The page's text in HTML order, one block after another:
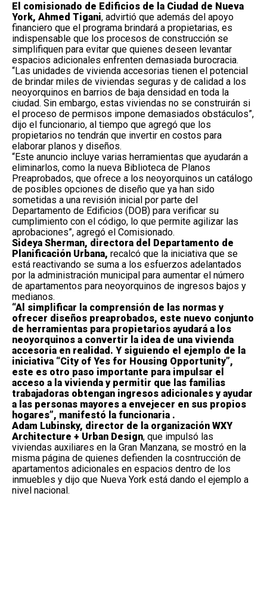
El comisionado de Edificios de la Ciudad de Nueva
York, Ahmed Tigani, advirtió que además del apoyo
financiero que el programa brindará a propietarias, es
indispensable que los procesos de construcción se
simplifiquen para evitar que quienes deseen levantar
espacios adicionales enfrenten demasiada burocracia.
“Las unidades de vivienda accesorias tienen el potencial
de brindar miles de viviendas seguras y de calidad a los
neoyorquinos en barrios de baja densidad en toda la
ciudad. Sin embargo, estas viviendas no se construirán si
el proceso de permisos impone demasiados obstáculos”,
dijo el funcionario, al tiempo que agregó que los
propietarios no tendrán que invertir en costos para
elaborar planos y diseños.
“Este anuncio incluye varias herramientas que ayudarán a
eliminarlos, como la nueva Biblioteca de Planos
Preaprobados, que ofrece a los neoyorquinos un catálogo
de posibles opciones de diseño que ya han sido
sometidas a una revisión inicial por parte del
Departamento de Edificios (DOB) para verificar su
cumplimiento con el código, lo que permite agilizar las
aprobaciones”, agregó el Comisionado.
Sideya Sherman, directora del Departamento de
Planificación Urbana, recalcó que la iniciativa que se
está reactivando se suma a los esfuerzos adelantados
por la administración municipal para aumentar el número
de apartamentos para neoyorquinos de ingresos bajos y
medianos.
“Al simplificar la comprensión de las normas y
ofrecer diseños preaprobados, este nuevo conjunto
de herramientas para propietarios ayudará a los
neoyorquinos a convertir la idea de una vivienda
accesoria en realidad. Y siguiendo el ejemplo de la
iniciativa “City of Yes for Housing Opportunity”,
este es otro paso importante para impulsar el
acceso a la vivienda y permitir que las familias
trabajadoras obtengan ingresos adicionales y ayudar
a las personas mayores a envejecer en sus propios
hogares”, manifestó la funcionaria .
Adam Lubinsky, director de la organización WXY
Architecture + Urban Design, que impulsó las
viviendas auxiliares en la Gran Manzana, se mostró en la
misma página de quienes defienden la cosntrucción de
apartamentos adicionales en espacios dentro de los
inmuebles y dijo que Nueva York está dando el ejemplo a
nivel nacional.